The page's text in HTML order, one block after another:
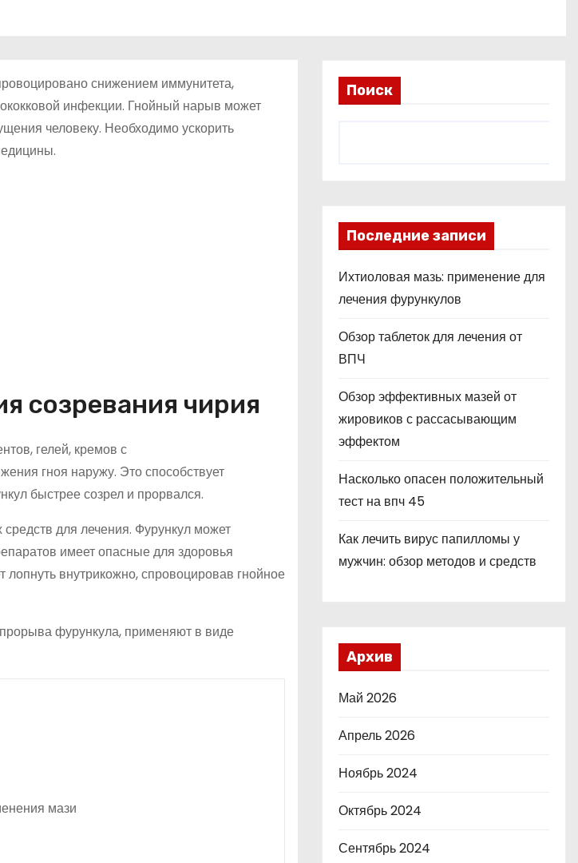
снижением иммунитета,
инфекции. Гнойный нарыв может
человеку. Необходимо ускорить
созревания чирия
гелей, кремов с
гноя наружу. Это способствует
быстрее созрел и прорвался.
для лечения. Фурункул может
имеет опасные для здоровья
внутрикожно, спровоцировав гнойное
фурункула, применяют в виде
мази
Поиск
Последние записи
Ихтиоловая мазь: применение для
лечения фурункулов
Обзор таблеток для лечения от
ВПЧ
Обзор эффективных мазей от
жировиков с рассасывающим
эффектом
Насколько опасен положительный
тест на впч 45
Как лечить вирус папилломы у
мужчин: обзор методов и средств
Архив
Май 2026
Апрель 2026
Ноябрь 2024
Октябрь 2024
Сентябрь 2024